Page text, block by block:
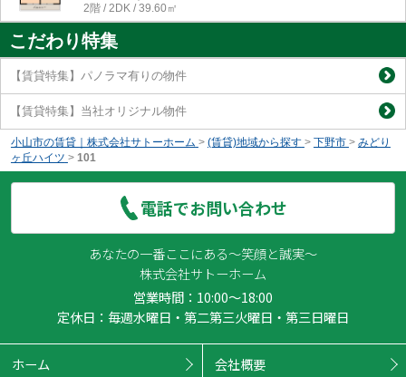
2階 / 2DK / 39.60㎡
こだわり特集
【賃貸特集】パノラマ有りの物件
【賃貸特集】当社オリジナル物件
小山市の賃貸｜株式会社サトーホーム > (賃貸)地域から探す > 下野市 > みどり
ヶ丘ハイツ > 101
電話でお問い合わせ
あなたの一番ここにある～笑顔と誠実～
株式会社サトーホーム
営業時間：10:00～18:00
定休日：毎週水曜日・第二第三火曜日・第三日曜日
ホーム 会社概要